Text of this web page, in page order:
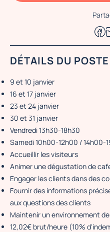
DÉTAILS DU POSTE
9 et 10 janvier
16 et 17 janvier
23 et 24 janvier
30 et 31 janvier
Vendredi 13h30-18h30
Samedi 10h00-12h00 / 14h00-
Accueillir les visiteurs
Animer une dégustation de
Engager les clients dans des
Fournir des informations
aux questions des clients
Maintenir un environnement
12,02€ brut/heure (10%